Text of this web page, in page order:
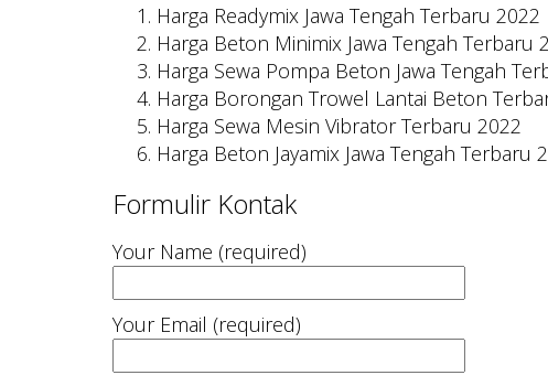
Harga Readymix Jawa Tengah Terbaru 2022
Harga Beton Minimix Jawa Tengah Terbaru
Harga Sewa Pompa Beton Jawa Tengah
Harga Borongan Trowel Lantai Beton
Harga Sewa Mesin Vibrator Terbaru 2022
Harga Beton Jayamix Jawa Tengah Terbaru
Formulir Kontak
Your Name (required)
Your Email (required)